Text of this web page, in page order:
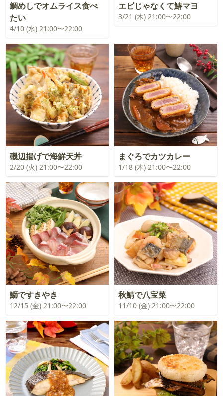
鯛めしでオムライス食べ
たい
4/10 (水) 21:00〜22:00
エビじゃなくて鰆マヨ
3/21 (木) 21:00〜22:00
磯辺揚げで海鮮天丼
2/20 (火) 21:00〜22:00
まぐろでカツカレー
1/18 (木) 21:00〜22:00
鰤ですきやき
12/15 (金) 21:00〜22:00
秋鯖で八宝菜
11/10 (金) 21:00〜22:00